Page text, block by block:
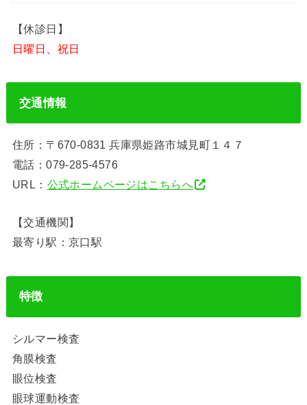
【休診日】
日曜日、祝日
交通情報
住所：〒670-0831 兵庫県姫路市城見町１４７
電話：079-285-4576
URL： 公式ホームページはこちらへ
【交通機関】
最寄り駅：京口駅
特徴
シルマー検査
角膜検査
眼位検査
眼球運動検査